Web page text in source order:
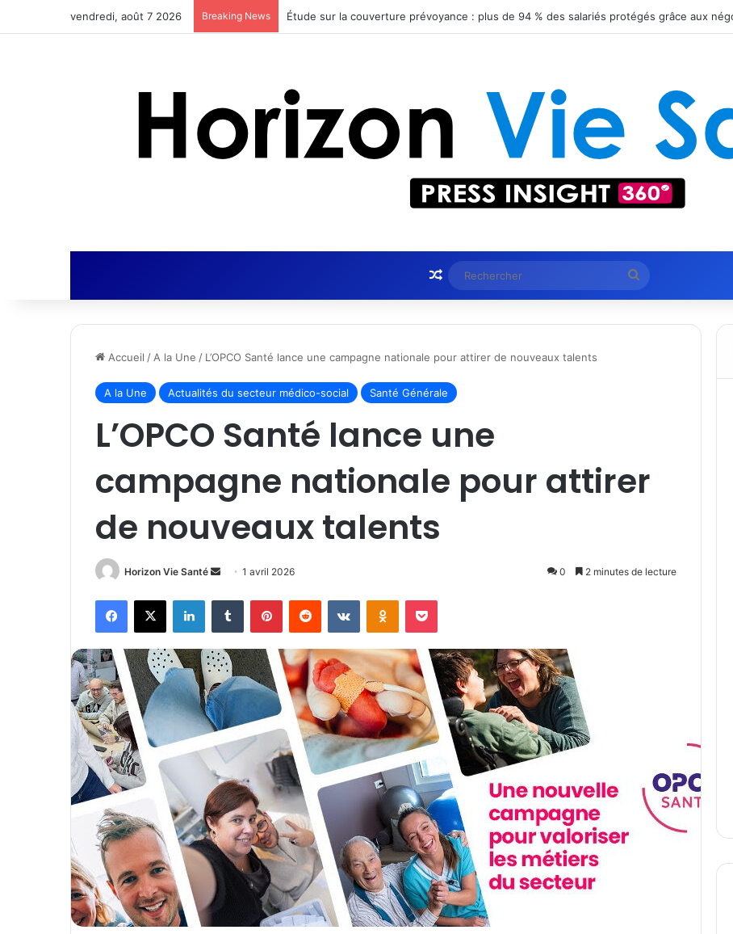
vendredi, août 7 2026 Breaking News Actus Nutrition obtient le statut Certified B Corporation™
Article Aléatoire Rechercher
Accueil / A la Une / L’OPCO Santé lance une campagne nationale pour attirer de nouveaux talents
A la Une Actualités du secteur médico-social Santé Générale
L’OPCO Santé lance une
campagne nationale pour attirer
de nouveaux talents
Horizon Vie Santé
Envoyer
courriel
1 avril 2026 0 2 minutes de lecture
Facebook
X LinkedinTumblr PinterestReddit VKontakteOdnoklassniki
Pocket